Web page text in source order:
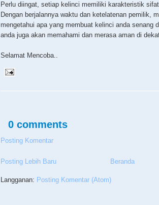
Perlu diingat, setiap kelinci memiliki karakteristik
Dengan berjalannya waktu dan ketelatenan pemilik,
mengetahui apa yang membuat kelinci anda senang
anda juga akan memahami dan merasa aman di
Selamat Mencoba..
0 comments
Posting Komentar
Posting Lebih Baru Beranda
Langganan: Posting Komentar (Atom)